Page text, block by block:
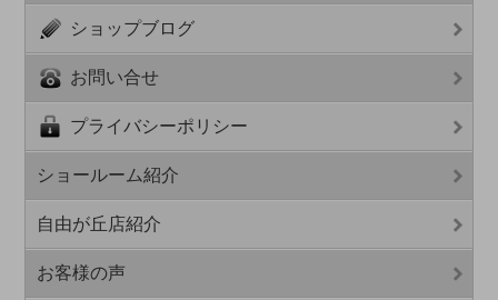
ショップブログ
お問い合せ
プライバシーポリシー
ショールーム紹介
自由が丘店紹介
お客様の声